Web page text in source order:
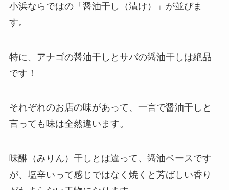
小浜ならではの「醤油干し（漬け）」が並びま
す。
特に、アナゴの醤油干しとサバの醤油干しは絶品
です！
それぞれのお店の味があって、一言で醤油干しと
言っても味は全然違います。
味醂（みりん）干しとは違って、醤油ベースです
が、塩辛いって感じではなく焼くと芳ばしい香り